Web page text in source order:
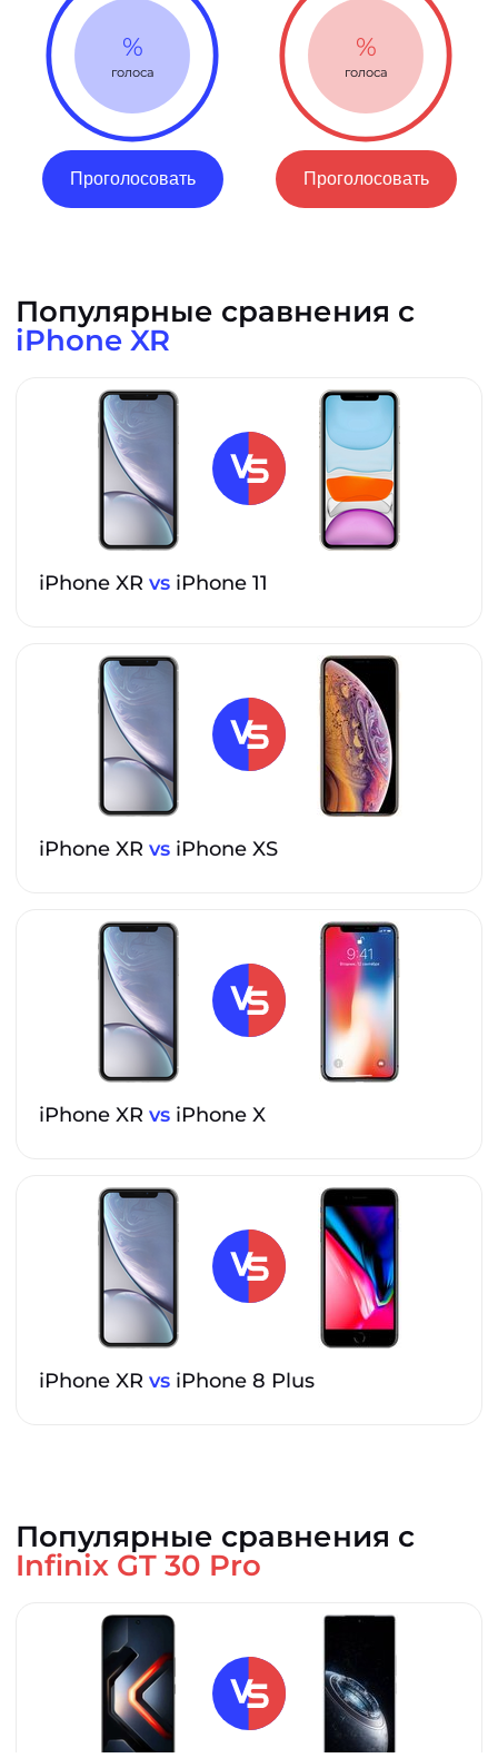
%
голоса
Проголосовать
%
голоса
Проголосовать
Популярные сравнения с
iPhone XR
iPhone XR vs iPhone 11
iPhone XR vs iPhone XS
iPhone XR vs iPhone X
iPhone XR vs iPhone 8 Plus
Популярные сравнения с
Infinix GT 30 Pro